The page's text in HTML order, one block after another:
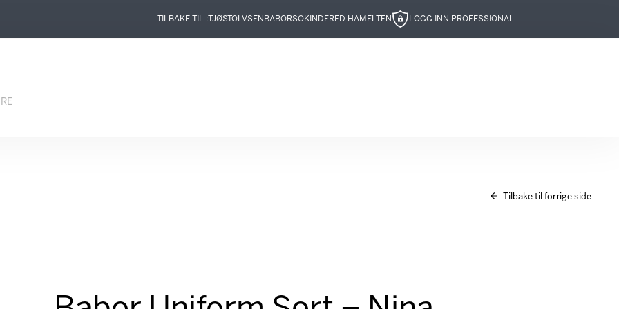
TILBAKE TIL : TJØSTOLVSEN BABORSOKIND FRED HAMELTEN LOGG INN PROFESSIONAL
Tilbake til forrige side